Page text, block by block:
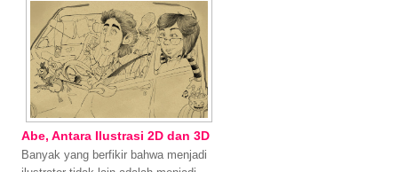
Abe, Antara Ilustrasi 2D dan 3D
Banyak yang berfikir bahwa menjadi